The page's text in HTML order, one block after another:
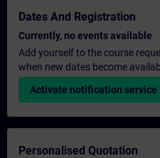
Dates And Registration
Currently, no events available
Add yourself to the course
when new dates become
Activate notification service
Personalised Quotation